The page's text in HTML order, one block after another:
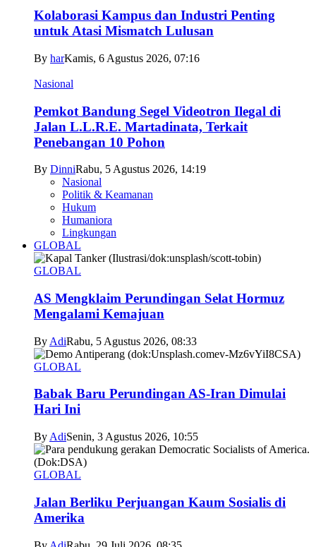
Kolaborasi Kampus dan Industri Penting
untuk Atasi Mismatch Lulusan
By harKamis, 6 Agustus 2026, 07:16
Nasional
Pemkot Bandung Segel Videotron Ilegal di
Jalan L.L.R.E. Martadinata, Terkait
Penebangan 10 Pohon
By DinniRabu, 5 Agustus 2026, 14:19
Nasional
Politik & Keamanan
Hukum
Humaniora
Lingkungan
GLOBAL
GLOBAL
AS Mengklaim Perundingan Selat Hormuz
Mengalami Kemajuan
By AdiRabu, 5 Agustus 2026, 08:33
GLOBAL
Babak Baru Perundingan AS-Iran Dimulai
Hari Ini
By AdiSenin, 3 Agustus 2026, 10:55
GLOBAL
Jalan Berliku Perjuangan Kaum Sosialis di
Amerika